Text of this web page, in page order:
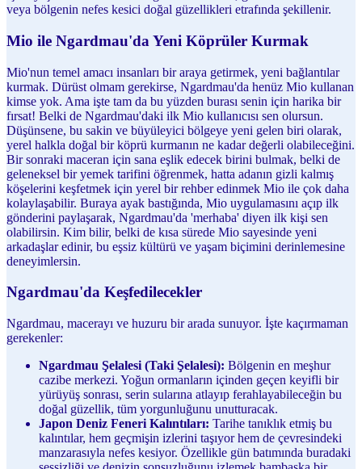
veya bölgenin nefes kesici doğal güzellikleri etrafında şekillenir.
Mio ile Ngardmau'da Yeni Köprüler Kurmak
Mio'nun temel amacı insanları bir araya getirmek, yeni bağlantılar
kurmak. Dürüst olmam gerekirse, Ngardmau'da henüz Mio kullanan
kimse yok. Ama işte tam da bu yüzden burası senin için harika bir
fırsat! Belki de Ngardmau'daki ilk Mio kullanıcısı sen olursun.
Düşünsene, bu sakin ve büyüleyici bölgeye yeni gelen biri olarak,
yerel halkla doğal bir köprü kurmanın ne kadar değerli olabileceğini.
Bir sonraki maceran için sana eşlik edecek birini bulmak, belki de
geleneksel bir yemek tarifini öğrenmek, hatta adanın gizli kalmış
köşelerini keşfetmek için yerel bir rehber edinmek Mio ile çok daha
kolaylaşabilir. Buraya ayak bastığında, Mio uygulamasını açıp ilk
gönderini paylaşarak, Ngardmau'da 'merhaba' diyen ilk kişi sen
olabilirsin. Kim bilir, belki de kısa sürede Mio sayesinde yeni
arkadaşlar edinir, bu eşsiz kültürü ve yaşam biçimini derinlemesine
deneyimlersin.
Ngardmau'da Keşfedilecekler
Ngardmau, macerayı ve huzuru bir arada sunuyor. İşte kaçırmaman
gerekenler:
Ngardmau Şelalesi (Taki Şelalesi): Bölgenin en meşhur
cazibe merkezi. Yoğun ormanların içinden geçen keyifli bir
yürüyüş sonrası, serin sularına atlayıp ferahlayabileceğin bu
doğal güzellik, tüm yorgunluğunu unutturacak.
Japon Deniz Feneri Kalıntıları: Tarihe tanıklık etmiş bu
kalıntılar, hem geçmişin izlerini taşıyor hem de çevresindeki
manzarasıyla nefes kesiyor. Özellikle gün batımında buradaki